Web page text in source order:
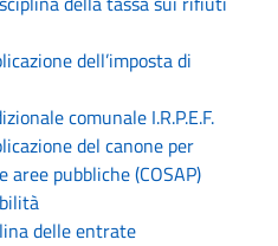
dell’imposta di
comunale I.R.P.E.F.
del canone per
aree pubbliche (COSAP)
delle entrate